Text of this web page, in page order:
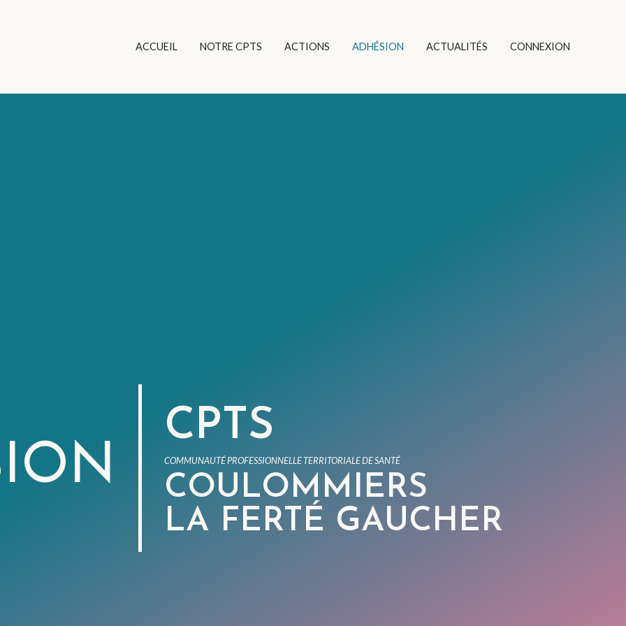
ACCUEIL NOTRE CPTS ACTIONS ADHÉSION ACTUALITÉS CONNEXION
CPTS
COMMUNAUTÉ PROFESSIONNELLE TERRITORIALE DE SANTÉ
COULOMMIERS
LA FERTÉ GAUCHER